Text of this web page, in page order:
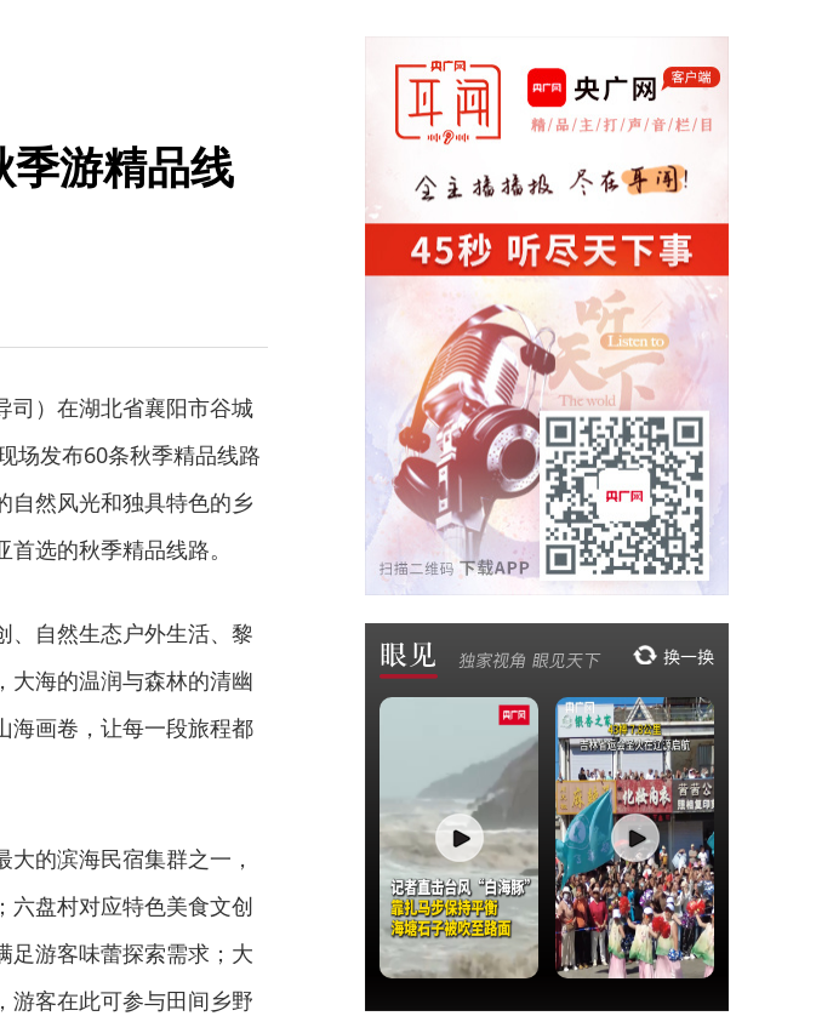
游精品线
司）在湖北省襄阳市谷城
场发布60条秋季精品线路
自然风光和独具特色的乡
选的秋季精品线路。
、自然生态户外生活、黎
大海的温润与森林的清幽
海画卷，让每一段旅程都
的滨海民宿集群之一，
六盘村对应特色美食文创
足游客味蕾探索需求；大
游客在此可参与田间乡野